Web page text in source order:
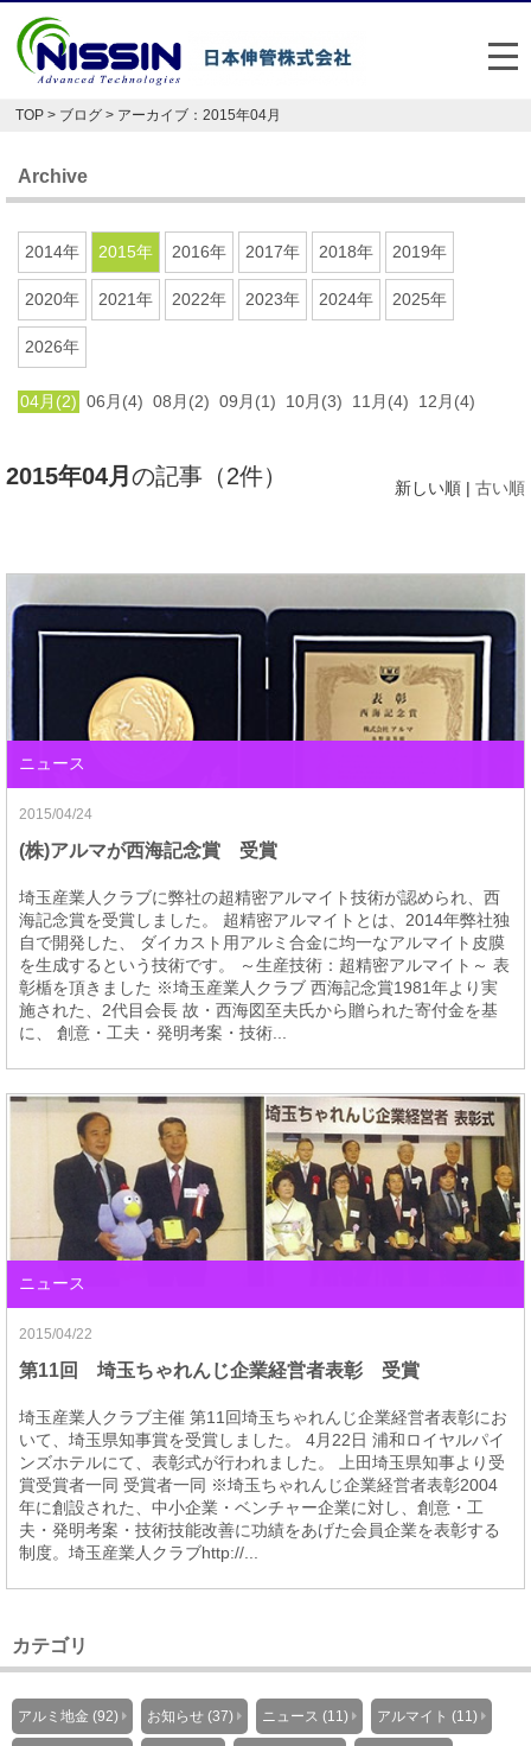
メ
日本伸管の強み
お悩み解決事例
企業情報
FAQ
Japan
TOP > ブログ > アーカイブ：2015年04月
Archive
2014年 2015年 2016年 2017年 2018年 2019年
2020年 2021年 2022年 2023年 2024年 2025年
2026年
04月(2) 06月(4) 08月(2) 09月(1) 10月(3) 11月(4) 12月(4)
2015年04月 の記事（2件） 新しい順 | 古い順
ニュース
2015/04/24
(株)アルマが西海記念賞 受賞
埼玉産業人クラブに弊社の超精密アルマイト技術が認められ、西
海記念賞を受賞しました。 超精密アルマイトとは、2014年弊社独
自で開発した、 ダイカスト用アルミ合金に均一なアルマイト皮膜
を生成するという技術です。 ～生産技術：超精密アルマイト～ 表
彰楯を頂きました ※埼玉産業人クラブ 西海記念賞1981年より実
施された、2代目会長 故・西海図至夫氏から贈られた寄付金を基
に、 創意・工夫・発明考案・技術...
ニュース
2015/04/22
第11回 埼玉ちゃれんじ企業経営者表彰 受賞
埼玉産業人クラブ主催 第11回埼玉ちゃれんじ企業経営者表彰にお
いて、埼玉県知事賞を受賞しました。 4月22日 浦和ロイヤルパイ
ンズホテルにて、表彰式が行われました。 上田埼玉県知事より受
賞受賞者一同 受賞者一同 ※埼玉ちゃれんじ企業経営者表彰2004
年に創設された、中小企業・ベンチャー企業に対し、創意・工
夫・発明考案・技術技能改善に功績をあげた会員企業を表彰する
制度。埼玉産業人クラブhttp://...
カテゴリ
アルミ地金 (92) お知らせ (37) ニュース (11) アルマイト (11)